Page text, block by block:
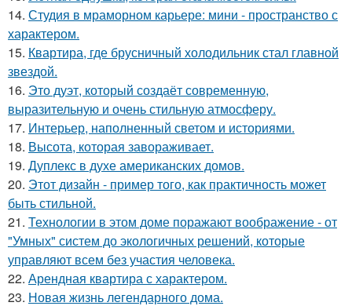
14. Студия в мраморном карьере: мини - пространство с
характером.
15. Квартира, где брусничный холодильник стал главной
звездой.
16. Это дуэт, который создаёт современную,
выразительную и очень стильную атмосферу.
17. Интерьер, наполненный светом и историями.
18. Высота, которая завораживает.
19. Дуплекс в духе американских домов.
20. Этот дизайн - пример того, как практичность может
быть стильной.
21. Технологии в этом доме поражают воображение - от
"Умных" систем до экологичных решений, которые
управляют всем без участия человека.
22. Арендная квартира с характером.
23. Новая жизнь легендарного дома.